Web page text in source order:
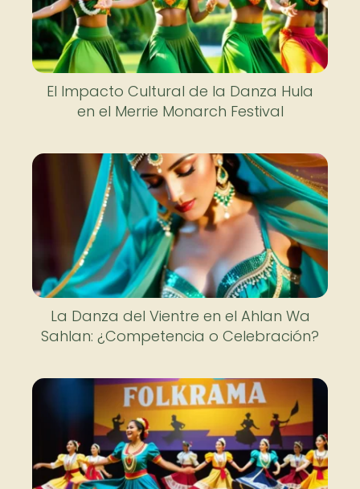
El Impacto Cultural de la Danza Hula
en el Merrie Monarch Festival
La Danza del Vientre en el Ahlan Wa
Sahlan: ¿Competencia o Celebración?